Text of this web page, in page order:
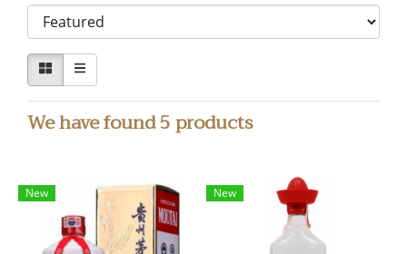
We have found 5 products
New New